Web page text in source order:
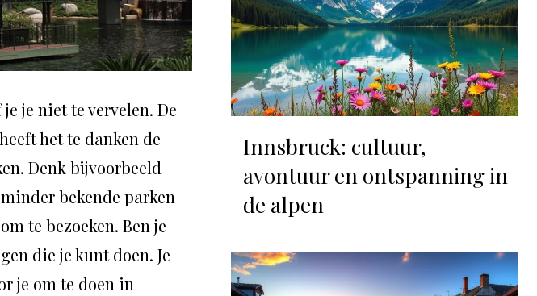
je niet te vervelen. De
het te danken de
Denk bijvoorbeeld
bekende parken
te bezoeken. Ben je
die je kunt doen. Je
je om te doen in
Innsbruck: cultuur,
avontuur en ontspanning in
de alpen